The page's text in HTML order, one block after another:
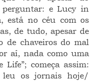
perguntar: e Lucy in
está no céu com os
de tudo, apesar de
de chaveiros do mal
aí, nada como uma
começa assim:
leu os jornais hoje/